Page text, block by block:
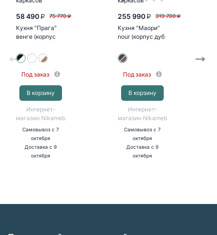
58 490 P 75 770 P
Кухня "Прага"
венге (корпус
Под заказ
В корзину
Интернет-
магазин Nikameb
Самовывозс 7
октября
Доставка с 9
октября
255 990 P 319 700 P
Кухня "Маори"
nour (корпус дуб
Под заказ
В корзину
Интернет-
магазин Nikameb
Самовывозс 7
октября
Доставка с 9
октября